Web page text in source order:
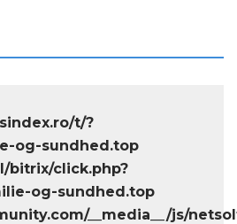
t/?
og-sundhed.top
bitrix/click.php?
og-sundhed.top
__media__/js/